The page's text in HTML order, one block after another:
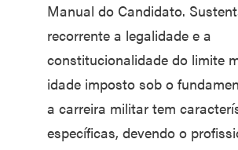
Manual do Candidato.
recorrente a legalidade e a
constitucionalidade do limite
idade imposto sob o
a carreira militar tem
específicas, devendo o